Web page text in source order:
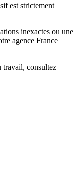
est strictement
inexactes ou une
agence France
travail, consultez